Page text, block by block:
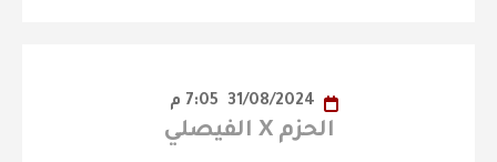
الحزم X الفيصلي